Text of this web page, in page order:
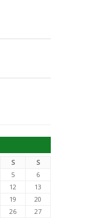
S
S
5
6
12
13
19
20
26
27